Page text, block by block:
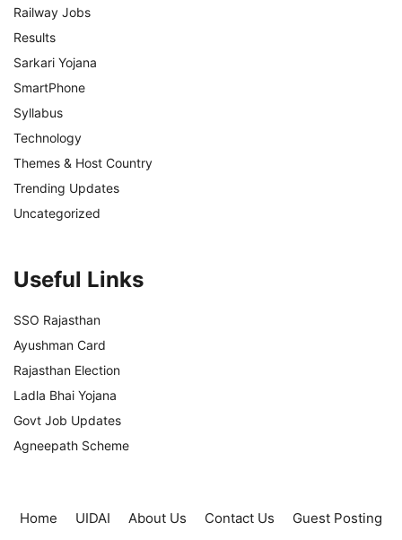
Railway Jobs
Results
Sarkari Yojana
SmartPhone
Syllabus
Technology
Themes & Host Country
Trending Updates
Uncategorized
Useful Links
SSO Rajasthan
Ayushman Card
Rajasthan Election
Ladla Bhai Yojana
Govt Job Updates
Agneepath Scheme
Home UIDAI About Us Contact Us
Guest Posting